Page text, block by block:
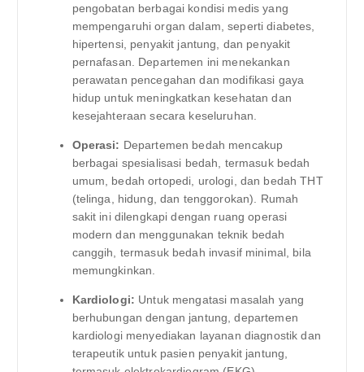
pengobatan berbagai kondisi medis yang
mempengaruhi organ dalam, seperti diabetes,
hipertensi, penyakit jantung, dan penyakit
pernafasan. Departemen ini menekankan
perawatan pencegahan dan modifikasi gaya
hidup untuk meningkatkan kesehatan dan
kesejahteraan secara keseluruhan.
Operasi: Departemen bedah mencakup
berbagai spesialisasi bedah, termasuk bedah
umum, bedah ortopedi, urologi, dan bedah THT
(telinga, hidung, dan tenggorokan). Rumah
sakit ini dilengkapi dengan ruang operasi
modern dan menggunakan teknik bedah
canggih, termasuk bedah invasif minimal, bila
memungkinkan.
Kardiologi: Untuk mengatasi masalah yang
berhubungan dengan jantung, departemen
kardiologi menyediakan layanan diagnostik dan
terapeutik untuk pasien penyakit jantung,